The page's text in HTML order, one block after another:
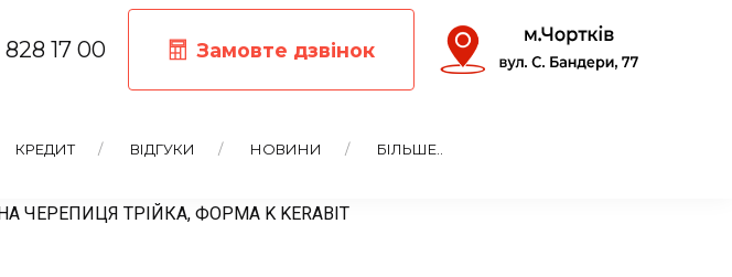
17 00 Замовте дзвінок
КРЕДИТ ВІДГУКИ НОВИНИ БІЛЬШЕ..
ЧЕРЕПИЦЯ ТРІЙКА, ФОРМА K KERABIT